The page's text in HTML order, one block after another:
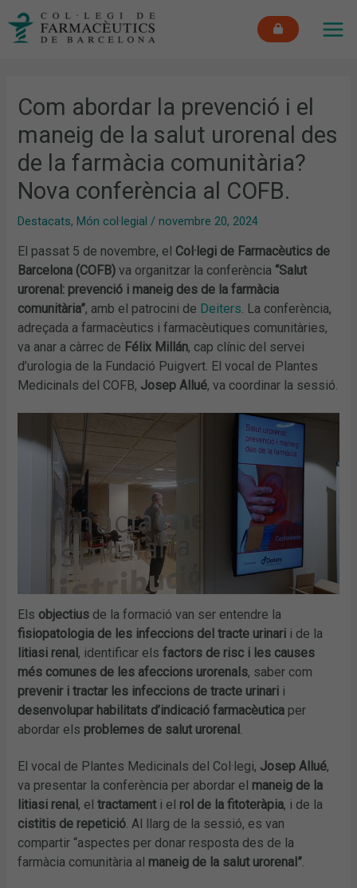
Com abordar la prevenció i el
maneig de la salut urorenal des
de la farmàcia comunitària?
Nova conferència al COFB.
Destacats, Món col·legial /novembre 20, 2024
El passat 5 de novembre, el Col·legi de Farmacèutics de
Barcelona (COFB)va organitzar la conferència “Salut
urorenal: prevenció i maneig des de la farmàcia
comunitària”, amb el patrocini de Deiters. La conferència,
adreçada a farmacèutics i farmacèutiques comunitàries,
va anar a càrrec de Félix Millán, cap clínic del servei
d’urologia de la Fundació Puigvert. El vocal de Plantes
Medicinals del COFB, Josep Allué, va coordinar la sessió.
Els objectius de la formació van ser entendre la
fisiopatologia de les infeccions del tracte urinari i de la
litiasi renal, identificar elsfactors de risc i les causes
més comunes de les afeccions urorenals, saber com
prevenir i tractar les infeccions de tracte urinari i
desenvolupar habilitats d’indicació farmacèutica per
abordar els problemes de salut urorenal.
El vocal de Plantes Medicinals del Col·legi, Josep Allué,
va presentar la conferència per abordar el maneig de la
litiasi renal, eltractamenti el rol de la fitoteràpia, i de la
cistitis de repetició. Al llarg de la sessió, es van
compartir “aspectes per donar resposta des de la
farmàcia comunitària al maneig de la salut urorenal”.